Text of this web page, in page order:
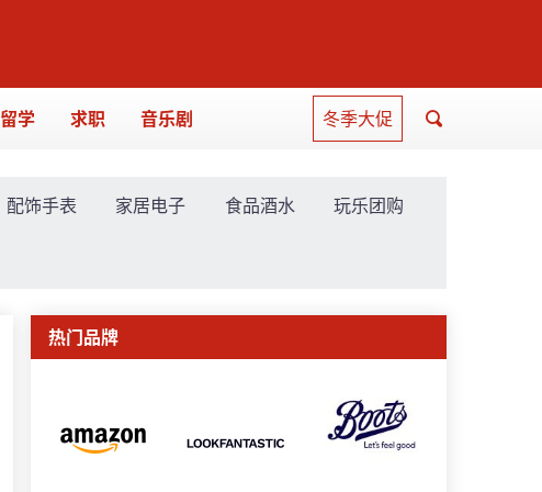
留学 求职 音乐剧 冬季大促
配饰手表 家居电子 食品酒水 玩乐团购
热门品牌